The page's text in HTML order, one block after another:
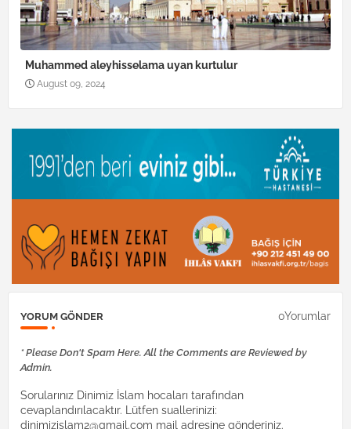
Muhammed aleyhisselama uyan kurtulur
August 09, 2024
YORUM GÖNDER 0Yorumlar
* Please Don't Spam Here. All the Comments are Reviewed by
Admin.
Sorularınız Dinimiz İslam hocaları tarafından
cevaplandırılacaktır. Lütfen suallerinizi:
dinimizislam2@gmail.com mail adresine gönderiniz.